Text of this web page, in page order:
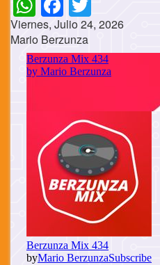
Viernes, Julio 24, 2026
Mario Berzunza
Cuerpo